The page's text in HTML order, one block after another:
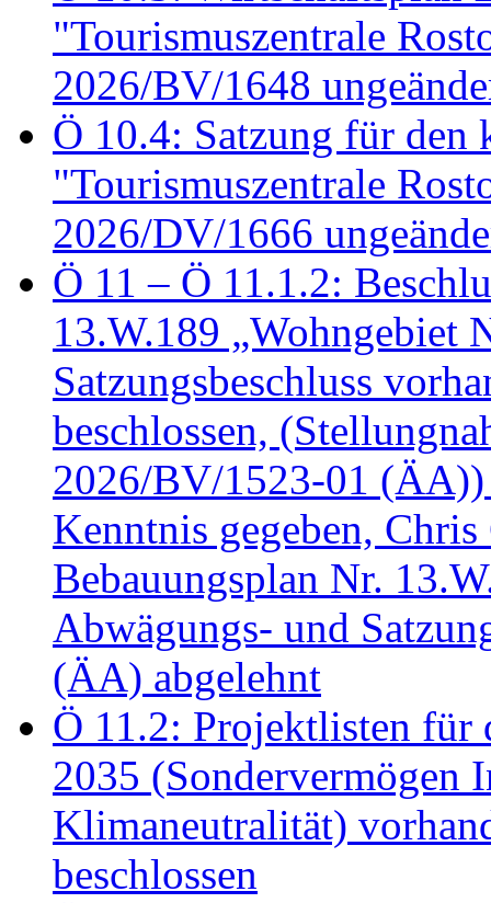
"Tourismuszentrale
2026/BV/1648
Ö 10.4: Satzung für den
"Tourismuszentrale
2026/DV/1666
Ö 11 – Ö 11.1.2:
13.W.189 „Wohngebiet
Satzungsbeschluss
beschlossen,
2026/BV/1523-01
Kenntnis gegeben,
Bebauungsplan Nr.
Abwägungs- und
(ÄA) abgelehnt
Ö 11.2: Projektlisten für
2035 (Sondervermögen
Klimaneutralität)
beschlossen